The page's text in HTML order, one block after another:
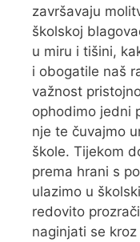
završavaju
školskoj
u miru i tišini,
i obogatile naš
važnost
ophodimo jedni
nje te čuvajmo
škole. Tijekom
prema hrani s
ulazimo u
redovito
naginjati se